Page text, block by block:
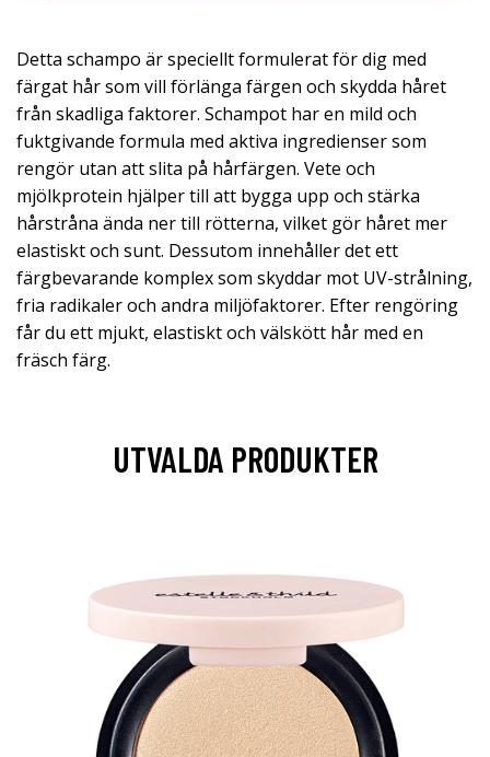
Detta schampo är speciellt formulerat för dig med
färgat hår som vill förlänga färgen och skydda håret
från skadliga faktorer. Schampot har en mild och
fuktgivande formula med aktiva ingredienser som
rengör utan att slita på hårfärgen. Vete och
mjölkprotein hjälper till att bygga upp och stärka
hårstråna ända ner till rötterna, vilket gör håret mer
elastiskt och sunt. Dessutom innehåller det ett
färgbevarande komplex som skyddar mot UV-strålning,
fria radikaler och andra miljöfaktorer. Efter rengöring
får du ett mjukt, elastiskt och välskött hår med en
fräsch färg.
UTVALDA PRODUKTER